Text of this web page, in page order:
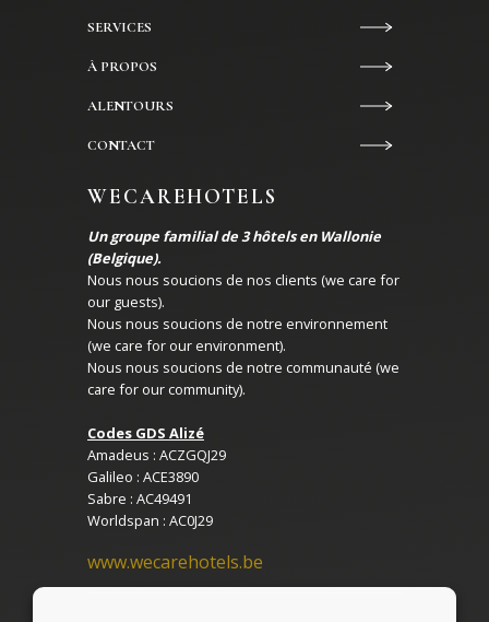
SERVICES
À PROPOS
ALENTOURS
CONTACT
WECAREHOTELS
Un groupe familial de 3 hôtels en Wallonie
(Belgique).
Nous nous soucions de nos clients (we care for
our guests).
Nous nous soucions de notre environnement
(we care for our environment).
Nous nous soucions de notre communauté (we
care for our community).
Codes GDS Alizé
Amadeus : ACZGQJ29
Galileo : ACE3890
Sabre : AC49491
Worldspan : AC0J29
www.wecarehotels.be